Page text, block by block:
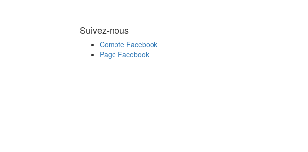
Suivez-nous
Compte Facebook
Page Facebook